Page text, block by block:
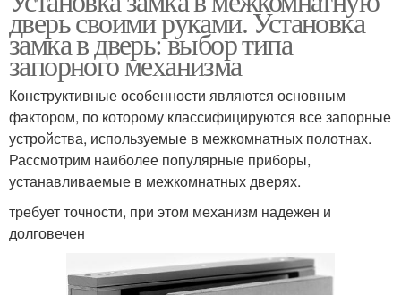
дверь своими руками. Установка
замка в дверь: выбор типа
запорного механизма
Конструктивные особенности являются основным
фактором, по которому классифицируются все запорные
устройства, используемые в межкомнатных полотнах.
Рассмотрим наиболее популярные приборы,
устанавливаемые в межкомнатных дверях.
требует точности, при этом механизм надежен и
долговечен